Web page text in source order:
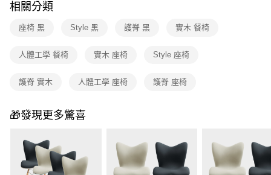
相關分類
座椅 黑 Style 黑 護脊 黑 實木 餐椅
人體工學 餐椅 實木 座椅 Style 座椅
護脊 實木 人體工學 座椅 護脊 座椅
🎁發現更多驚喜